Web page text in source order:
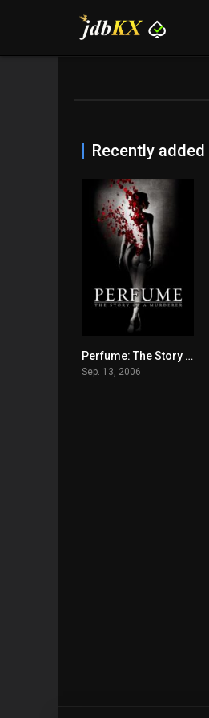
Recently added
7.5Perfume: The Story of a Murderer
Sep. 13, 2006